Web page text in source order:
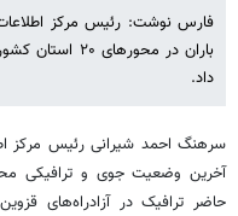
فارس نوشت: رئیس مرکز
باران در
داد.
سرهنگ احمد شیرانی رئیس مرکز
آخرین وضعیت جوی و ترافیکی
حاضر ترافیک در آزادراه‌های